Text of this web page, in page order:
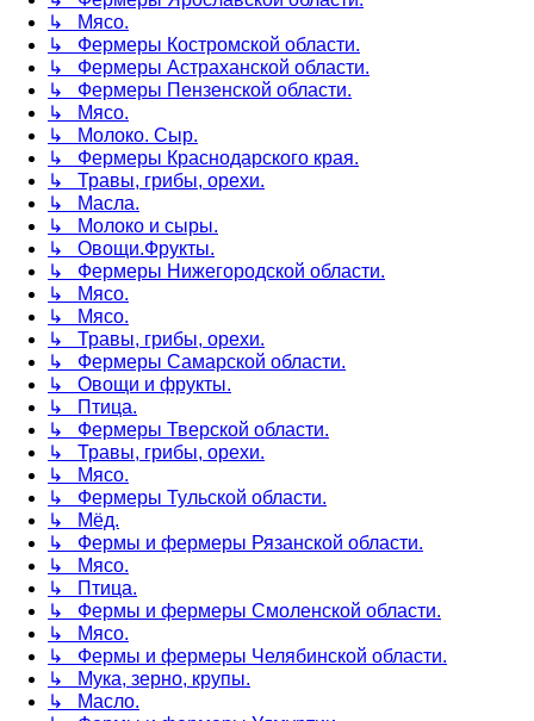
↳ Мясо.
↳ Фермеры Костромской области.
↳ Фермеры Астраханской области.
↳ Фермеры Пензенской области.
↳ Мясо.
↳ Молоко. Сыр.
↳ Фермеры Краснодарского края.
↳ Травы, грибы, орехи.
↳ Масла.
↳ Молоко и сыры.
↳ Овощи.Фрукты.
↳ Фермеры Нижегородской области.
↳ Мясо.
↳ Мясо.
↳ Травы, грибы, орехи.
↳ Фермеры Самарской области.
↳ Овощи и фрукты.
↳ Птица.
↳ Фермеры Тверской области.
↳ Травы, грибы, орехи.
↳ Мясо.
↳ Фермеры Тульской области.
↳ Мёд.
↳ Фермы и фермеры Рязанской области.
↳ Мясо.
↳ Птица.
↳ Фермы и фермеры Смоленской области.
↳ Мясо.
↳ Фермы и фермеры Челябинской области.
↳ Мука, зерно, крупы.
↳ Масло.